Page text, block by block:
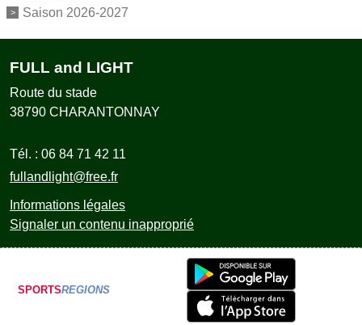
Saison 2026-2027
FULL and LIGHT
Route du stade
38790 CHARANTONNAY
Tél. : 06 84 71 42 11
fullandlight@free.fr
Informations légales
Signaler un contenu inapproprié
SPORTSREGIONS